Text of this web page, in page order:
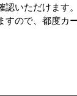
台車
いただけます。
ので、都度カ